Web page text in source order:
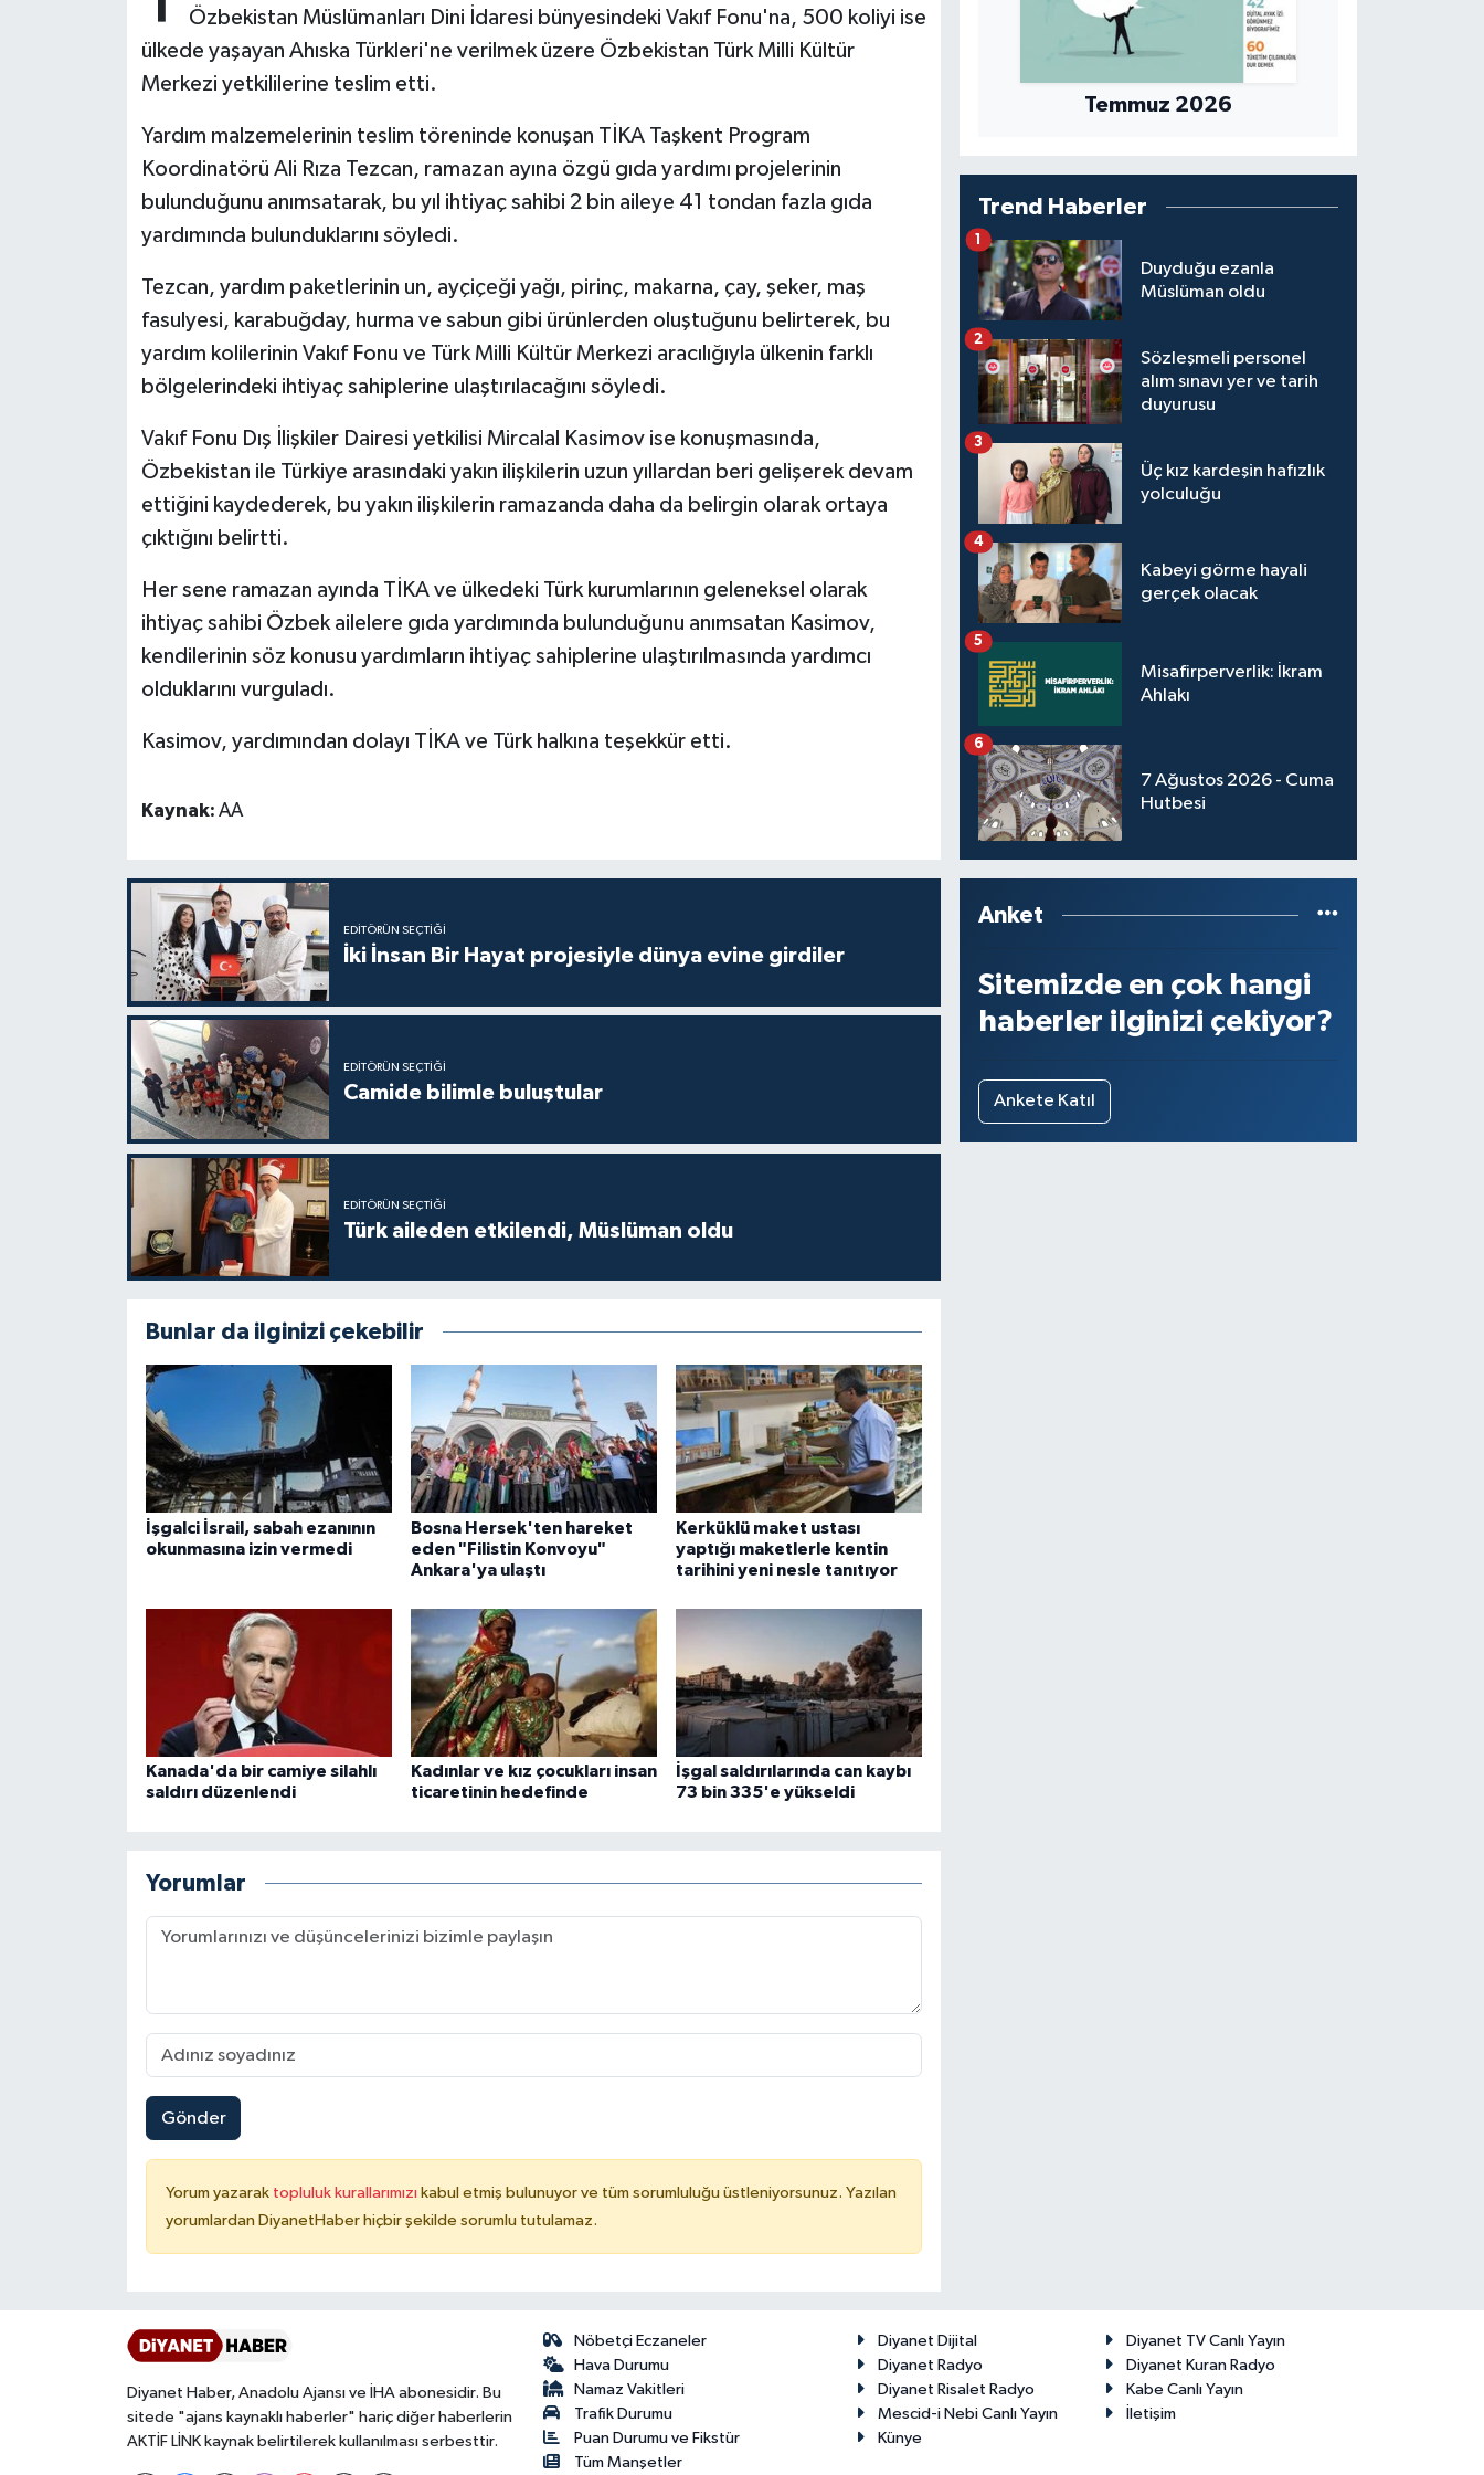
Özbekistan Müslümanları Dini İdaresi bünyesindeki Vakıf Fonu'na, 500 koliyi ise
ülkede yaşayan Ahıska Türkleri'ne verilmek üzere Özbekistan Türk Milli Kültür
Merkezi yetkililerine teslim etti.
Yardım malzemelerinin teslim töreninde konuşan TİKA Taşkent Program
Koordinatörü Ali Rıza Tezcan, ramazan ayına özgü gıda yardımı projelerinin
bulunduğunu anımsatarak, bu yıl ihtiyaç sahibi 2 bin aileye 41 tondan fazla gıda
yardımında bulunduklarını söyledi.
Tezcan, yardım paketlerinin un, ayçiçeği yağı, pirinç, makarna, çay, şeker, maş
fasulyesi, karabuğday, hurma ve sabun gibi ürünlerden oluştuğunu belirterek, bu
yardım kolilerinin Vakıf Fonu ve Türk Milli Kültür Merkezi aracılığıyla ülkenin farklı
bölgelerindeki ihtiyaç sahiplerine ulaştırılacağını söyledi.
Vakıf Fonu Dış İlişkiler Dairesi yetkilisi Mircalal Kasimov ise konuşmasında,
Özbekistan ile Türkiye arasındaki yakın ilişkilerin uzun yıllardan beri gelişerek devam
ettiğini kaydederek, bu yakın ilişkilerin ramazanda daha da belirgin olarak ortaya
çıktığını belirtti.
Her sene ramazan ayında TİKA ve ülkedeki Türk kurumlarının geleneksel olarak
ihtiyaç sahibi Özbek ailelere gıda yardımında bulunduğunu anımsatan Kasimov,
kendilerinin söz konusu yardımların ihtiyaç sahiplerine ulaştırılmasında yardımcı
olduklarını vurguladı.
Kasimov, yardımından dolayı TİKA ve Türk halkına teşekkür etti.
Kaynak: AA
EDITÖRÜN SEÇTIĞI
İki İnsan Bir Hayat projesiyle dünya evine girdiler
EDITÖRÜN SEÇTIĞI
Camide bilimle buluştular
EDITÖRÜN SEÇTIĞI
Türk aileden etkilendi, Müslüman oldu
Bunlar da ilginizi çekebilir
İşgalci İsrail, sabah ezanının
okunmasına izin vermedi
Bosna Hersek'ten hareket
eden "Filistin Konvoyu"
Ankara'ya ulaştı
Kerküklü maket ustası
yaptığı maketlerle kentin
tarihini yeni nesle tanıtıyor
Kanada'da bir camiye silahlı
saldırı düzenlendi
Kadınlar ve kız çocukları insan
ticaretinin hedefinde
İşgal saldırılarında can kaybı
73 bin 335'e yükseldi
Yorumlar
Gönder
Yorum yazarak topluluk kurallarımızı kabul etmiş bulunuyor ve tüm sorumluluğu üstleniyorsunuz. Yazılan
yorumlardan DiyanetHaber hiçbir şekilde sorumlu tutulamaz.
Temmuz 2026
Trend Haberler
Duyduğu ezanla
Müslüman oldu
1
Sözleşmeli personel
alım sınavı yer ve tarih
duyurusu
2
Üç kız kardeşin hafızlık
yolculuğu
3
Kabeyi görme hayali
gerçek olacak
4
Misafirperverlik: İkram
Ahlakı
5
7 Ağustos 2026 - Cuma
Hutbesi
6
Anket
Sitemizde en çok hangi
haberler ilginizi çekiyor?
Ankete Katıl
Diyanet Haber, Anadolu Ajansı ve İHA abonesidir. Bu
sitede "ajans kaynaklı haberler" hariç diğer haberlerin
AKTİF LİNK kaynak belirtilerek kullanılması serbesttir.
Nöbetçi Eczaneler
Hava Durumu
Namaz Vakitleri
Trafik Durumu
Puan Durumu ve Fikstür
Tüm Manşetler
Diyanet Dijital
Diyanet TV Canlı Yayın
Diyanet Radyo
Diyanet Kuran Radyo
Diyanet Risalet Radyo
Kabe Canlı Yayın
Mescid-i Nebi Canlı Yayın
İletişim
Künye
Bitlis Müftülüğü
Burdur Müftülüğü
Çanakkale Müftülüğü
Çankırı Müftülüğü
Çorum Müftülüğü
Denizli Müftülüğü
Diyarbakır Müftülüğü
Edirne Müftülüğü
Gaziantep Müftülüğü
Giresun Müftülüğü
Gümüşhane Müftülüğü
Hakkari Müftülüğü
Hatay Müftülüğü
Isparta Müftülüğü
Kahramanmaraş Müftülüğü
Karabük Müftülüğü
Karaman Müftülüğü
Kastamonu Müftülüğü
Kilis Müftülüğü
Kırıkkale Müftülüğü
Kütahya Müftülüğü
Malatya Müftülüğü
Manisa Müftülüğü
Mardin Müftülüğü
Muğla Müftülüğü
Muş Müftülüğü
Bilim, Teknoloji
Biyografiler
Diyanet TV
İhtida Haberleri